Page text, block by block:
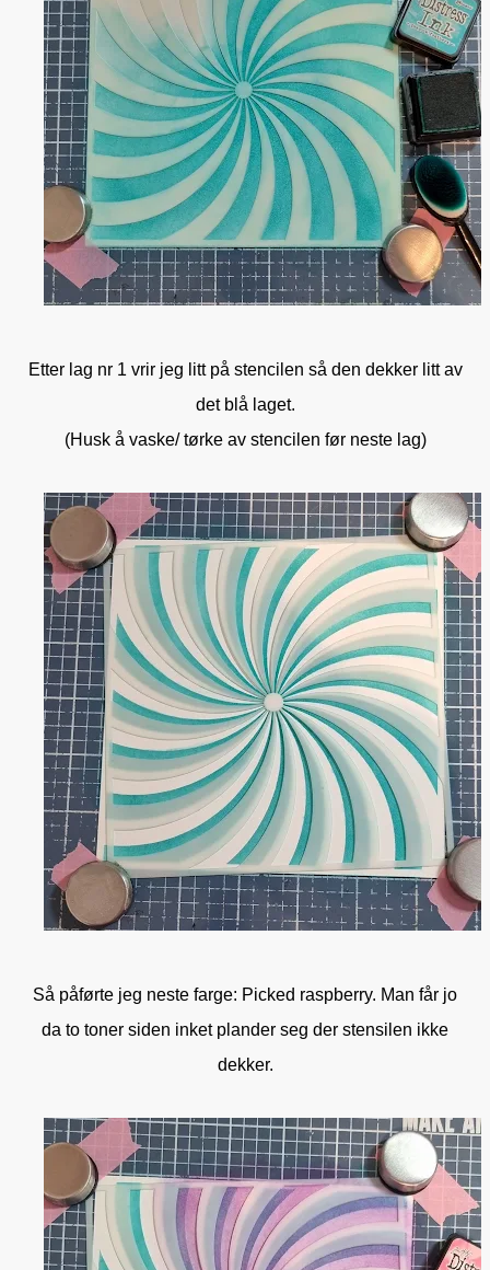
Etter lag nr 1 vrir jeg litt på stencilen så den dekker litt av
det blå laget.
(Husk å vaske/ tørke av stencilen før neste lag)
Så påførte jeg neste farge: Picked raspberry. Man får jo
da to toner siden inket plander seg der stensilen ikke
dekker.